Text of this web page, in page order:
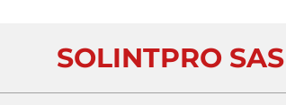
SOLINTPRO SAS